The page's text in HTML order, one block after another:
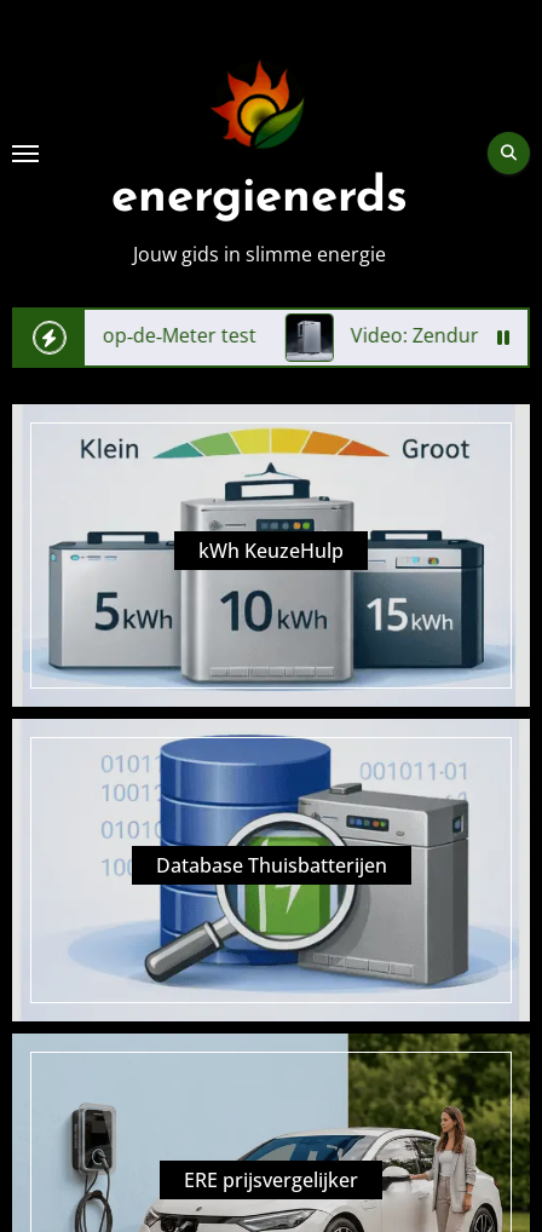
energienerds
Jouw gids in slimme energie
test Video: Zendure SolarFlow 4000
kWh KeuzeHulp
Database Thuisbatterijen
ERE prijsvergelijker